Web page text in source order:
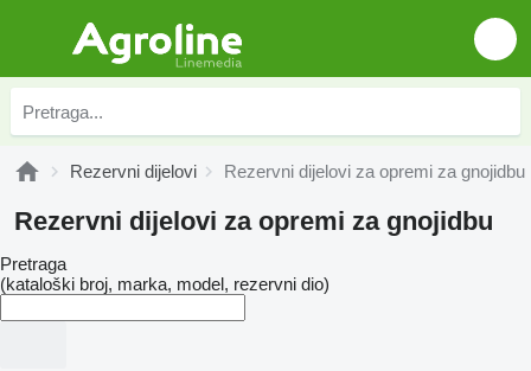
Rezervni dijelovi Rezervni dijelovi za opremi za gnojidbu
Rezervni dijelovi za opremi za gnojidbu
Pretraga
(kataloški broj, marka, model, rezervni dio)